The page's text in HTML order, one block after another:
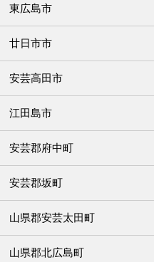
東広島市
廿日市市
安芸高田市
江田島市
安芸郡府中町
安芸郡坂町
山県郡安芸太田町
山県郡北広島町